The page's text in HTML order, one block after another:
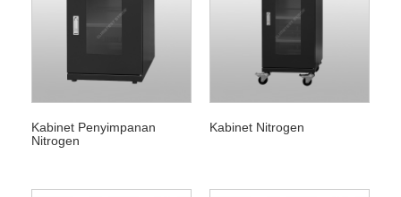
Kabinet Penyimpanan
Nitrogen
Kabinet Nitrogen